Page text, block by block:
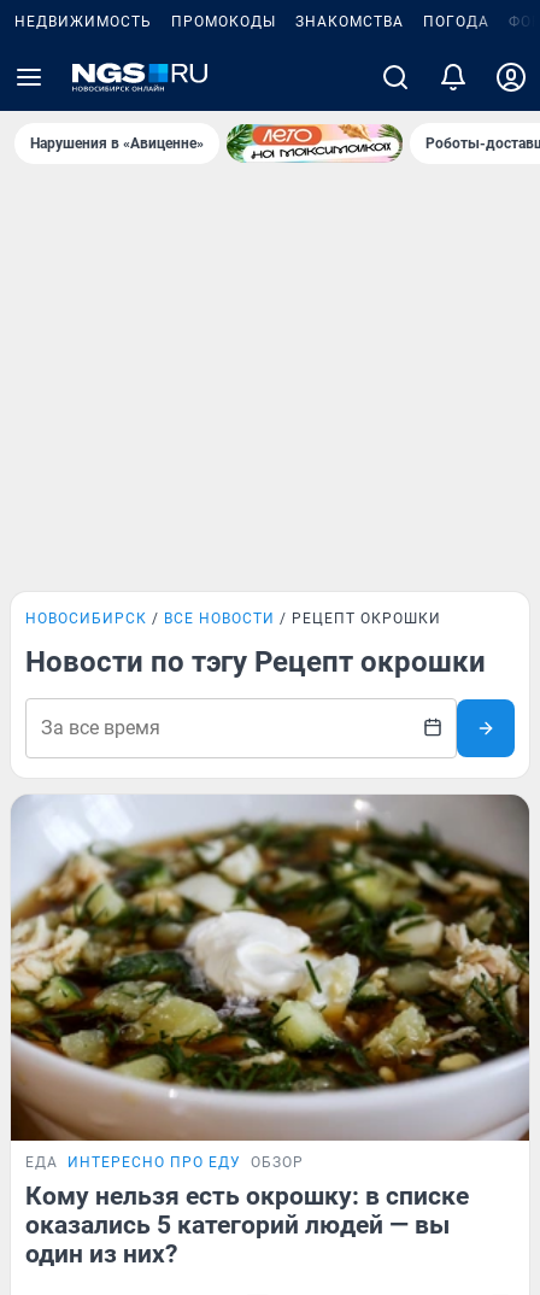
НЕДВИЖИМОСТЬ ПРОМОКОДЫ ЗНАКОМСТВА ПОГОДА
Нарушения в «Авиценне» Роботы-
НОВОСИБИРСК ВСЕ НОВОСТИ РЕЦЕПТ ОКРОШКИ
Новости по тэгу Рецепт окрошки
ЕДА ИНТЕРЕСНО ПРО ЕДУ ОБЗОР
Кому нельзя есть окрошку: в списке
оказались 5 категорий людей — вы
один из них?